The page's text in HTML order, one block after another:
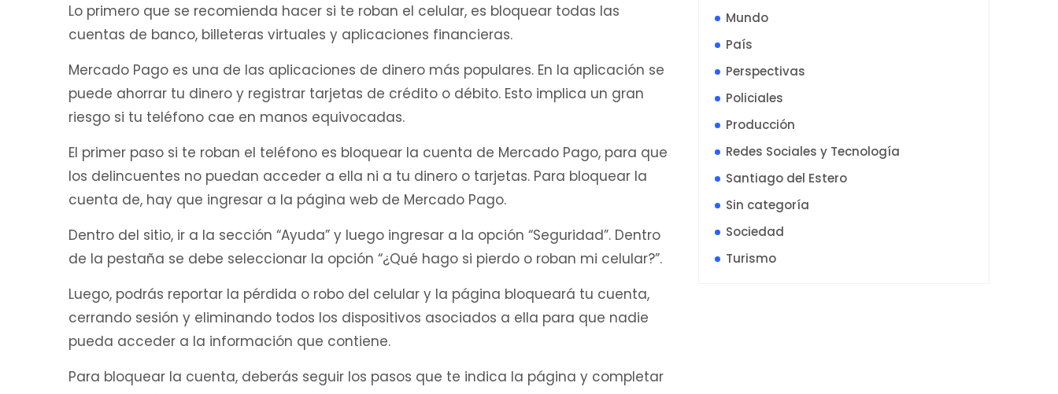
Lo primero que se recomienda hacer si te roban el celular, es bloquear todas las
cuentas de banco, billeteras virtuales y aplicaciones financieras.
Mercado Pago es una de las aplicaciones de dinero más populares. En la aplicación se
puede ahorrar tu dinero y registrar tarjetas de crédito o débito. Esto implica un gran
riesgo si tu teléfono cae en manos equivocadas.
El primer paso si te roban el teléfono es bloquear la cuenta de Mercado Pago, para que
los delincuentes no puedan acceder a ella ni a tu dinero o tarjetas. Para bloquear la
cuenta de, hay que ingresar a la página web de Mercado Pago.
Dentro del sitio, ir a la sección “Ayuda” y luego ingresar a la opción “Seguridad”. Dentro
de la pestaña se debe seleccionar la opción “¿Qué hago si pierdo o roban mi celular?”.
Luego, podrás reportar la pérdida o robo del celular y la página bloqueará tu cuenta,
cerrando sesión y eliminando todos los dispositivos asociados a ella para que nadie
pueda acceder a la información que contiene.
Para bloquear la cuenta, deberás seguir los pasos que te indica la página y completar
Mundo
País
Perspectivas
Policiales
Producción
Redes Sociales y Tecnología
Santiago del Estero
Sin categoría
Sociedad
Turismo